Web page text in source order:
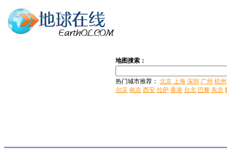
地图搜索：
热门城市推荐： 北京 上海 深圳 广州 杭州
尔滨 南京 西安 拉萨 香港 台北 巴黎 东京